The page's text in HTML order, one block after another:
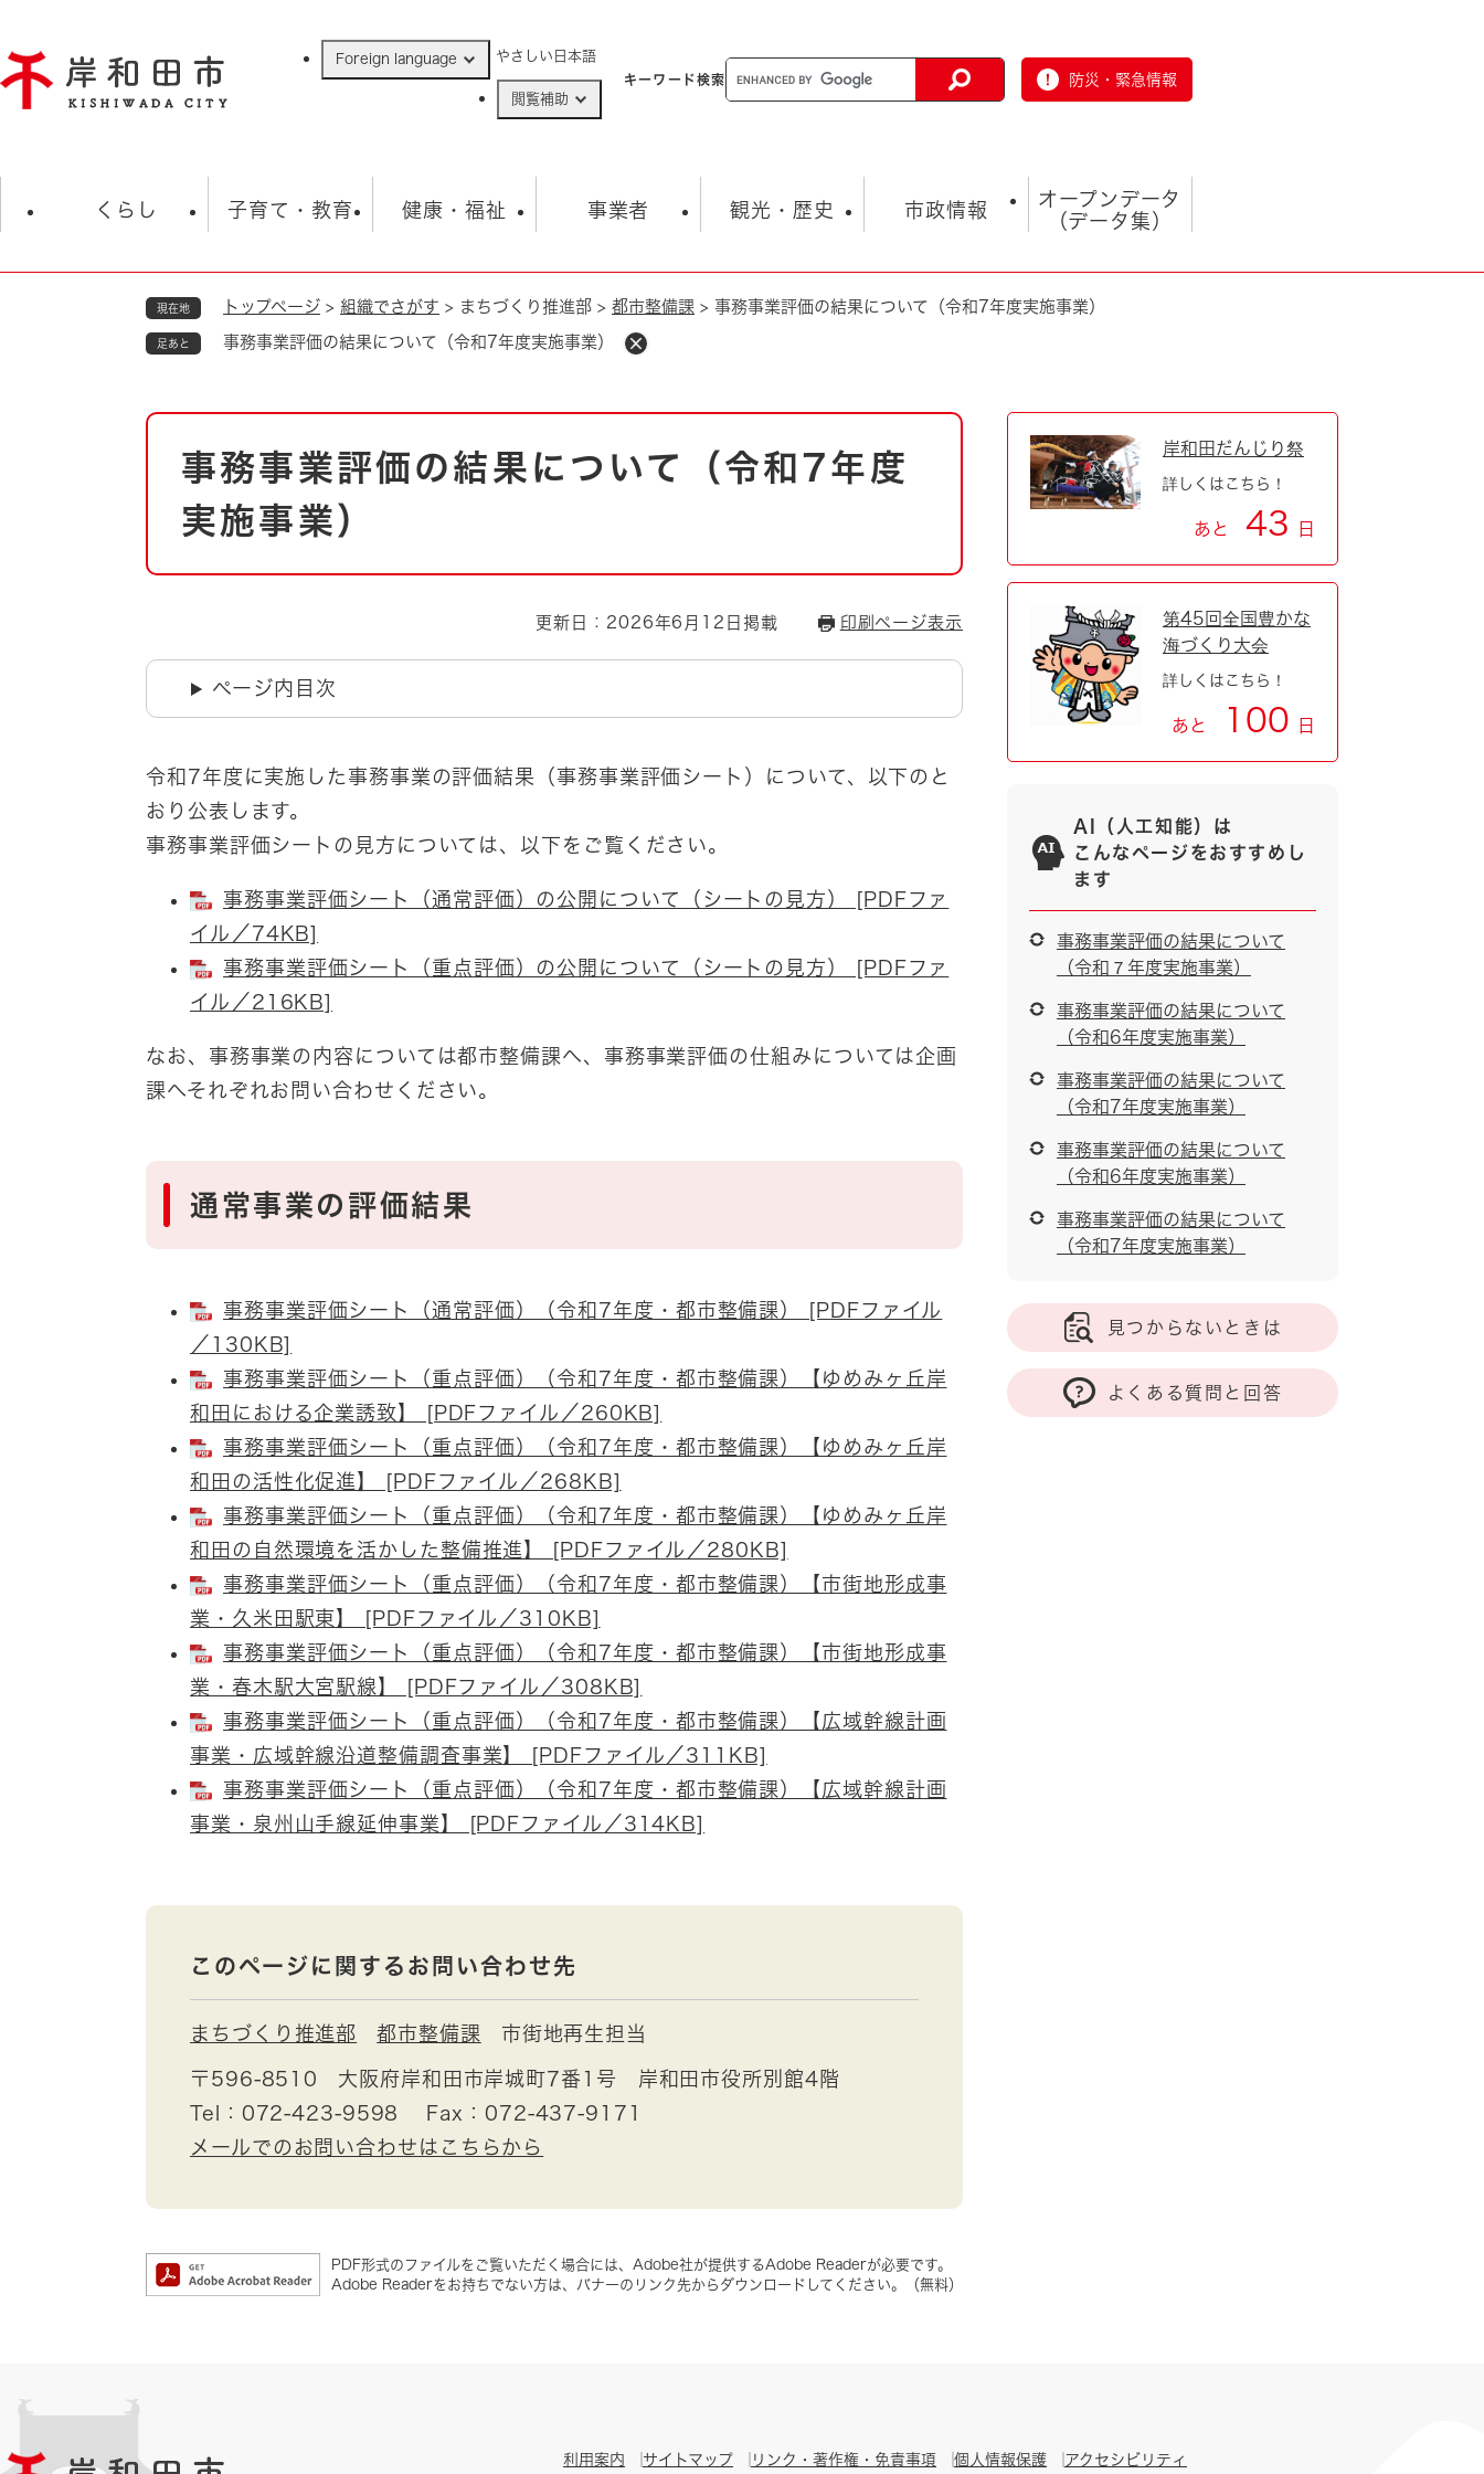
ジ
の
Foreign language やさしい日本語
閲覧補助
キーワード検索 防災・緊急情報
くらし
住民票・戸籍
ごみ・衛生・動物 救急・消防
防災・防犯 上水道・下水道
自然・環境・公園 住宅
引っ越し
道路・河川・交通
子育て・教育
学校 子育て
健康・福祉
福祉・健康・生活 生涯学習・スポーツ
事業者
入札・契約情報 まちづくり・協働
環境 福祉・介護
観光・歴史
観光 観光スポット
とじる
市政情報
市の概要 総合計画
市政 職員採用情報
市役所・施設の案内
オープンデータ
（データ集）
オープンデータ
現在地 トップページ > 組織でさがす > まちづくり推進部 > 都市整備課 > 事務事業評価の結果について（令和7年度実施事業）
足あと 事務事業評価の結果について（令和7年度実施事業）
本
事務事業評価の結果について（令和7年度
実施事業）
更新日：2026年6月12日掲載 印刷ページ表示
ページ内目次
令和7年度に実施した事務事業の評価結果（事務事業評価シート）について、以下のと
おり公表します。
事務事業評価シートの見方については、以下をご覧ください。
事務事業評価シート（通常評価）の公開について（シートの見方） [PDFファ
イル／74KB]
事務事業評価シート（重点評価）の公開について（シートの見方） [PDFファ
イル／216KB]
なお、事務事業の内容については都市整備課へ、事務事業評価の仕組みについては企画
課へそれぞれお問い合わせください。
通常事業の評価結果
事務事業評価シート（通常評価）（令和7年度・都市整備課） [PDFファイル
／130KB]
事務事業評価シート（重点評価）（令和7年度・都市整備課）【ゆめみヶ丘岸
和田における企業誘致】 [PDFファイル／260KB]
事務事業評価シート（重点評価）（令和7年度・都市整備課）【ゆめみヶ丘岸
和田の活性化促進】 [PDFファイル／268KB]
事務事業評価シート（重点評価）（令和7年度・都市整備課）【ゆめみヶ丘岸
和田の自然環境を活かした整備推進】 [PDFファイル／280KB]
事務事業評価シート（重点評価）（令和7年度・都市整備課）【市街地形成事
業・久米田駅東】 [PDFファイル／310KB]
事務事業評価シート（重点評価）（令和7年度・都市整備課）【市街地形成事
業・春木駅大宮駅線】 [PDFファイル／308KB]
事務事業評価シート（重点評価）（令和7年度・都市整備課）【広域幹線計画
事業・広域幹線沿道整備調査事業】 [PDFファイル／311KB]
事務事業評価シート（重点評価）（令和7年度・都市整備課）【広域幹線計画
事業・泉州山手線延伸事業】 [PDFファイル／314KB]
このページに関するお問い合わせ先
まちづくり推進部 都市整備課 市街地再生担当
〒596-8510
大阪府岸和田市岸城町7番1号 岸和田市役所別館4階
Tel：072-423-9598
Fax：072-437-9171
メールでのお問い合わせはこちらから
PDF形式のファイルをご覧いただく場合には、Adobe社が提供するAdobe Readerが必要です。
Adobe Readerをお持ちでない方は、バナーのリンク先からダウンロードしてください。（無料）
岸和田だんじり祭
詳しくはこちら！
あと 43 日
第45回全国豊かな
海づくり大会
詳しくはこちら！
あと 100 日
AI（人工知能）は
こんなページをおすすめし
ます
事務事業評価の結果について
（令和７年度実施事業）
事務事業評価の結果について
（令和6年度実施事業）
事務事業評価の結果について
（令和7年度実施事業）
事務事業評価の結果について
（令和6年度実施事業）
事務事業評価の結果について
（令和7年度実施事業）
見つからないときは
よくある質問と回答
利用案内 サイトマップ リンク・著作権・免責事項 個人情報保護 アクセシビリティ